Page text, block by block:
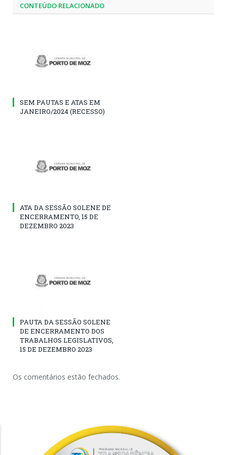
CONTEÚDO RELACIONADO
SEM PAUTAS E ATAS EM
JANEIRO/2024 (RECESSO)
ATA DA SESSÃO SOLENE DE
ENCERRAMENTO, 15 DE
DEZEMBRO 2023
PAUTA DA SESSÃO SOLENE
DE ENCERRAMENTO DOS
TRABALHOS LEGISLATIVOS,
15 DE DEZEMBRO 2023
Os comentários estão fechados.